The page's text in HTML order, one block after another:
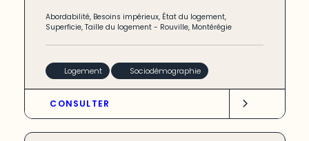
Abordabilité, Besoins impérieux, État du logement,
Superficie,Taille du logement - Rouville, Montérégie
Logement Sociodémographie
CONSULTER